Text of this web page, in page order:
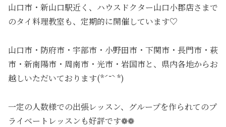
山口市・新山口駅近く、ハウスドクター山口小郡店さまで
のタイ料理教室も、定期的に開催しています♡
山口市・防府市・宇部市・小野田市・下関市・長門市・萩
市・新南陽市・周南市・光市・岩国市と、県内各地からお
越しいただいております(*ˊ˘ˋ*)
一定の人数様での出張レッスン、グループを作られてのプ
ライベートレッスンも好評です❁❁